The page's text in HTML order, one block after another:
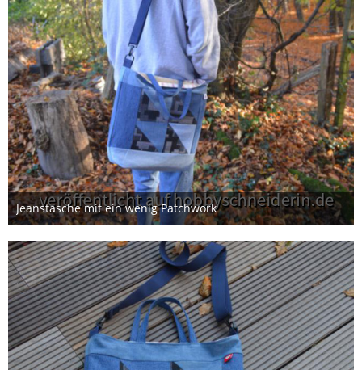
Jeanstasche mit ein wenig Patchwork
8. November 2025